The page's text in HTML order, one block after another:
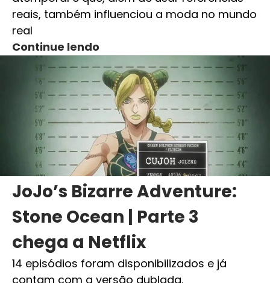
reais, também influenciou a moda no mundo
real
Continue lendo
JoJo’s Bizarre Adventure:
Stone Ocean | Parte 3
chega a Netflix
14 episódios foram disponibilizados e já
contam com a versão dublada.